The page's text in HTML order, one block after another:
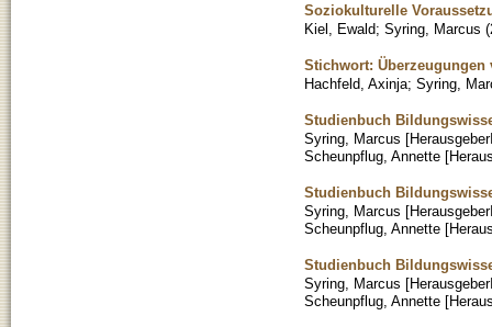
Soziokulturelle
Kiel, Ewald; Syring, Marcus (
Stichwort:
Hachfeld, Axinja; Syring,
Studienbuch
Syring, Marcus
Scheunpflug, Annette
Studienbuch
Syring, Marcus
Scheunpflug, Annette
Studienbuch
Syring, Marcus
Scheunpflug, Annette